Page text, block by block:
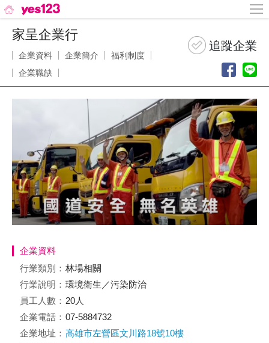
家呈企業行
企業資料 企業簡介
福利制度
企業職缺
企業資料
行業類別： 林場相關
行業說明： 環境衛生／污染防治
員工人數： 20人
企業電話： 07-5884732
企業地址： 高雄市左營區文川路18號10樓